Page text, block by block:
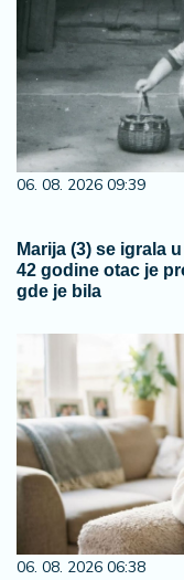
06. 08. 2026 09:39
Marija (3) se igrala
42 godine otac je
gde je bila
06. 08. 2026 06:38